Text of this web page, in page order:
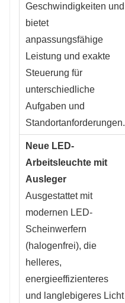
Geschwindigkeiten und
bietet
anpassungsfähige
Leistung und exakte
Steuerung für
unterschiedliche
Aufgaben und
Standortanforderungen.
Neue LED-
Arbeitsleuchte mit
Ausleger
Ausgestattet mit
modernen LED-
Scheinwerfern
(halogenfrei), die
helleres,
energieeffizienteres
und langlebigeres Licht